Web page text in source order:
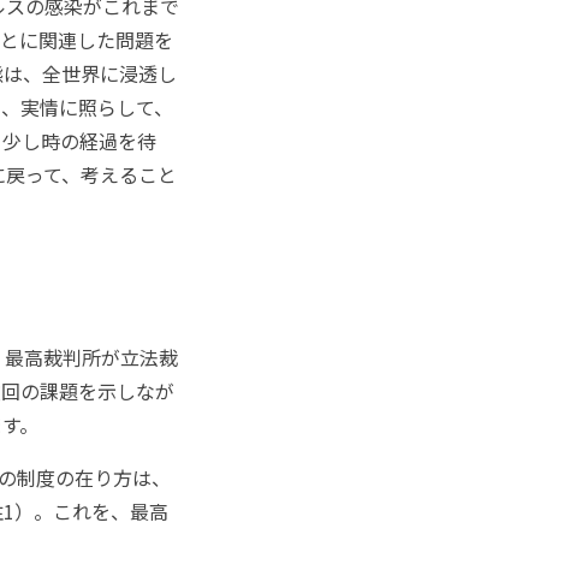
の感染がこれまで
に関連した問題を
、全世界に浸透し
実情に照らして、
し時の経過を待
って、考えること
高裁判所が立法裁
の課題を示しなが
。
制度の在り方は、
）。これを、最高